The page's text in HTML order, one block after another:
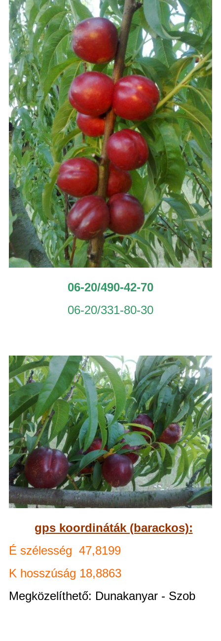
06-20/490-42-70
06-20/331-80-30
gps koordináták (barackos):
É szélesség 47,8199
K hosszúság 18,8863
Megközelíthető: Dunakanyar - Szob